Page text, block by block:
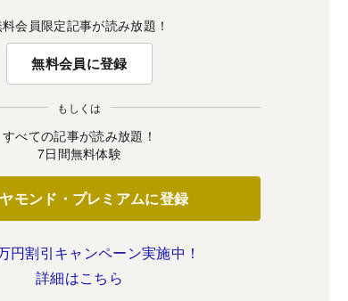
会員限定記事が読み放題！
無料会員に登録
もしくは
すべての記事が読み放題！
7日間無料体験
モンド・プレミアムに登録
円割引キャンペーン実施中！
詳細はこちら